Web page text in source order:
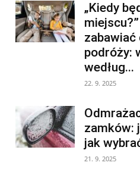
„Kiedy
zabawiać
podróży:
według...
22. 9. 2025
zamków:
jak
21. 9. 2025